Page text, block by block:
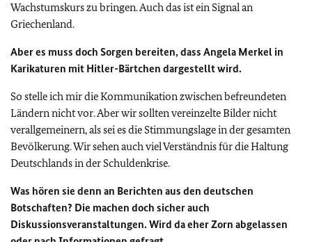
Wachstumskurs zu bringen. Auch das ist ein Signal an
Griechenland.
Aber es muss doch Sorgen bereiten, dass Angela Merkel in
Karikaturen mit Hitler-Bärtchen dargestellt wird.
So stelle ich mir die Kommunikation zwischen befreundeten
Ländern nicht vor. Aber wir sollten vereinzelte Bilder nicht
verallgemeinern, als sei es die Stimmungslage in der gesamten
Bevölkerung. Wir sehen auch viel Verständnis für die Haltung
Deutschlands in der Schuldenkrise.
Was hören sie denn an Berichten aus den deutschen
Botschaften? Die machen doch sicher auch
Diskussionsveranstaltungen. Wird da eher Zorn abgelassen